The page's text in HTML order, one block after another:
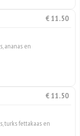
€ 11.50
s, ananas en
€ 11.50
s, turks fettakaas en